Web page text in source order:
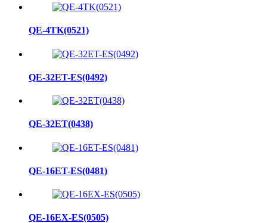
QE-4TK(0521)
QE-32ET-ES(0492)
QE-32ET(0438)
QE-16ET-ES(0481)
QE-16EX-ES(0505)